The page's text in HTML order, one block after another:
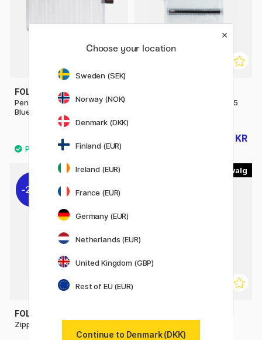
FOLDERSYS
Penalhus Handy Zipper Pouch
Blue
Lomme double-zip Mesh A5
68 KR
5
20%
FOLDERSYS
Zipper Pouch Mesh A4
Choose your location
Sweden (SEK)
Norway (NOK)
Denmark (DKK)
Finland (EUR)
Ireland (EUR)
France (EUR)
Germany (EUR)
Netherlands (EUR)
United Kingdom (GBP)
Rest of EU (EUR)
Continue to Denmark (DKK)